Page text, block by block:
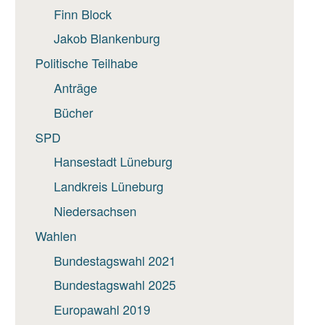
Finn Block
Jakob Blankenburg
Politische Teilhabe
Anträge
Bücher
SPD
Hansestadt Lüneburg
Landkreis Lüneburg
Niedersachsen
Wahlen
Bundestagswahl 2021
Bundestagswahl 2025
Europawahl 2019